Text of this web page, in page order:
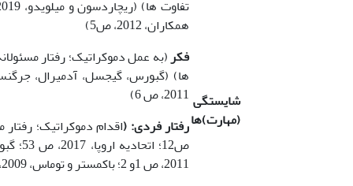
شایستگی
(مهارت)ها
همکاران، 2012، ص5)
فکر(به عمل دموکراتیک؛ رفتار
ها) (گبورس، گیجسل، آدمیرال،
2011، ص 6)
رفتار فردی: (
2011، ص 1و 2؛ باکمستر و توماس، 2009، ص 20؛ بوثرید، 1993، ص 47)